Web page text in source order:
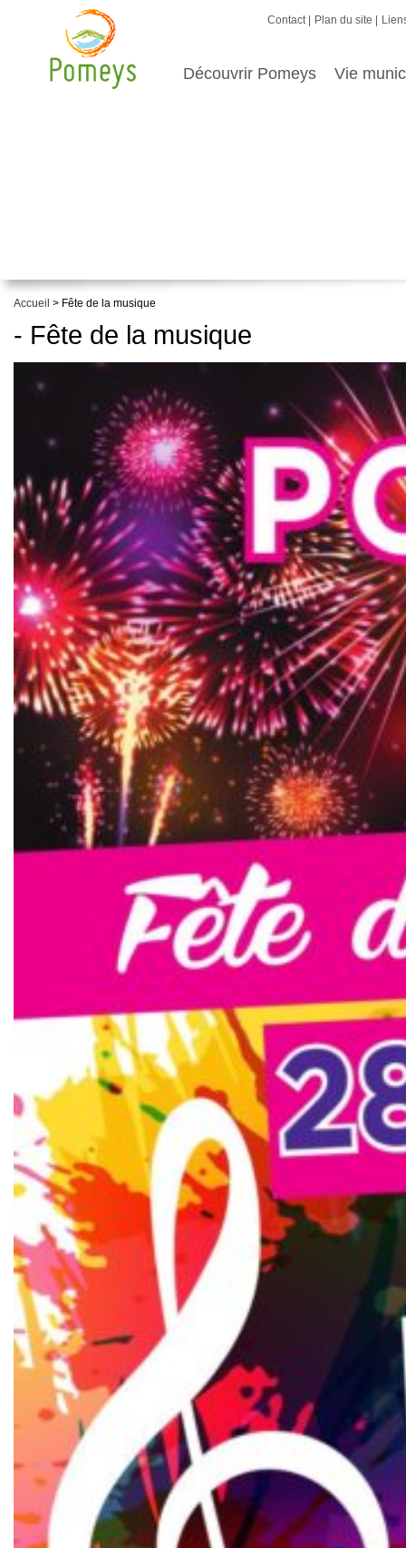
Contact Plan du site
Découvrir Pomeys Vie
Accueil > Fête de la musique
- Fête de la musique